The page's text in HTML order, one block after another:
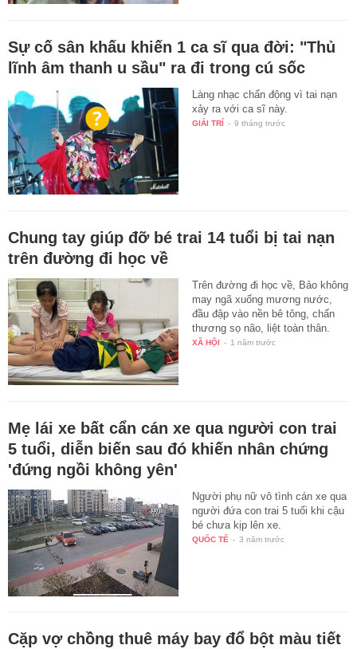
Sự cố sân khấu khiến 1 ca sĩ qua đời: "Thủ
lĩnh âm thanh u sầu" ra đi trong cú sốc
Làng nhạc chấn động vì tai nạn
xảy ra với ca sĩ này.
GIẢI TRÍ - 9 tháng trước
Chung tay giúp đỡ bé trai 14 tuổi bị tai nạn
trên đường đi học về
Trên đường đi học về, Bảo không
may ngã xuống mương nước,
đầu đập vào nền bê tông, chấn
thương sọ não, liệt toàn thân.
XÃ HỘI - 1 năm trước
Mẹ lái xe bất cẩn cán xe qua người con trai
5 tuổi, diễn biến sau đó khiến nhân chứng
'đứng ngồi không yên'
Người phụ nữ vô tình cán xe qua
người đứa con trai 5 tuổi khi cậu
bé chưa kịp lên xe.
QUỐC TẾ - 3 năm trước
Cặp vợ chồng thuê máy bay đổ bột màu tiết